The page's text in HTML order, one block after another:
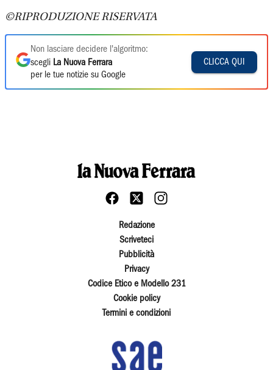
©RIPRODUZIONE RISERVATA
Non lasciare decidere l'algoritmo:
scegli La Nuova Ferrara
per le tue notizie su Google
CLICCA QUI
Redazione
Scriveteci
Pubblicità
Privacy
Codice Etico e Modello 231
Cookie policy
Termini e condizioni